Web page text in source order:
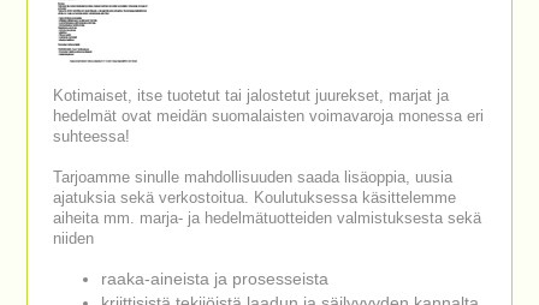
Kotimaiset, itse tuotetut tai jalostetut juurekset, marjat ja
hedelmät ovat meidän suomalaisten voimavaroja monessa eri
suhteessa!
Tarjoamme sinulle mahdollisuuden saada lisäoppia, uusia
ajatuksia sekä verkostoitua. Koulutuksessa käsittelemme
aiheita mm. marja- ja hedelmätuotteiden valmistuksesta sekä
niiden
raaka-aineista ja prosesseista